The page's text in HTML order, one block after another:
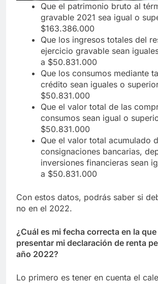
Que el patrimonio bruto al
gravable 2021 sea igual o
$163.386.000
Que los ingresos totales del
ejercicio gravable sean
a $50.831.000
Que los consumos mediante
crédito sean iguales o
$50.831.000
Que el valor total de las
consumos sean igual o
$50.831.000
Que el valor total acumulado
consignaciones bancarias,
inversiones financieras sean
a $50.831.000
Con estos datos, podrás saber si
no en el 2022.
¿Cuál es mi fecha correcta en la
presentar mi declaración de renta
año 2022?
Lo primero es tener en cuenta el